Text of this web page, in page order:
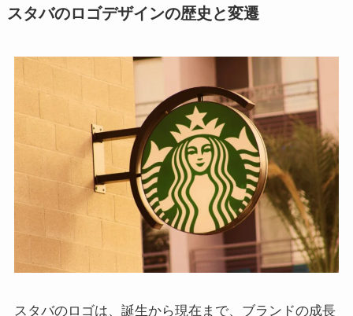
スタバのロゴデザインの歴史と変遷
スタバのロゴは、誕生から現在まで、ブランドの成長